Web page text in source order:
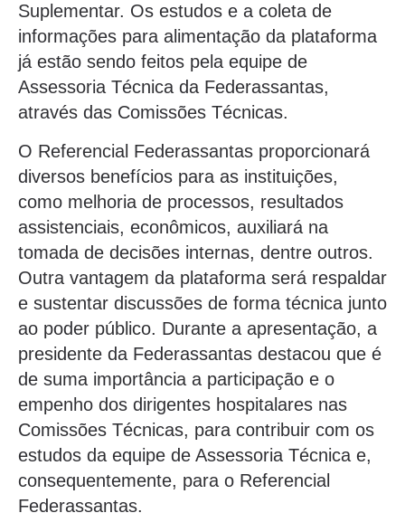
Suplementar. Os estudos e a coleta de
informações para alimentação da plataforma
já estão sendo feitos pela equipe de
Assessoria Técnica da Federassantas,
através das Comissões Técnicas.
O Referencial Federassantas proporcionará
diversos benefícios para as instituições,
como melhoria de processos, resultados
assistenciais, econômicos, auxiliará na
tomada de decisões internas, dentre outros.
Outra vantagem da plataforma será respaldar
e sustentar discussões de forma técnica junto
ao poder público. Durante a apresentação, a
presidente da Federassantas destacou que é
de suma importância a participação e o
empenho dos dirigentes hospitalares nas
Comissões Técnicas, para contribuir com os
estudos da equipe de Assessoria Técnica e,
consequentemente, para o Referencial
Federassantas.